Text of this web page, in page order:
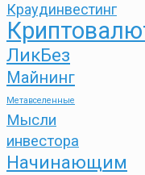
Краудинвестинг
ЛикБез
Майнинг
Метавселенные
Мысли
инвестора
Начинающим